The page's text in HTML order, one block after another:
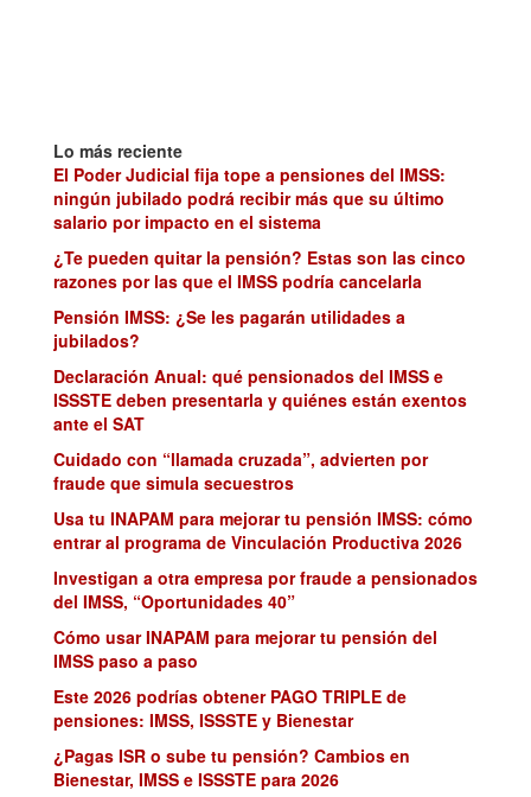
Lo más reciente
El Poder Judicial fija tope a pensiones del IMSS:
ningún jubilado podrá recibir más que su último
salario por impacto en el sistema
¿Te pueden quitar la pensión? Estas son las cinco
razones por las que el IMSS podría cancelarla
Pensión IMSS: ¿Se les pagarán utilidades a
jubilados?
Declaración Anual: qué pensionados del IMSS e
ISSSTE deben presentarla y quiénes están exentos
ante el SAT
Cuidado con “llamada cruzada”, advierten por
fraude que simula secuestros
Usa tu INAPAM para mejorar tu pensión IMSS: cómo
entrar al programa de Vinculación Productiva 2026
Investigan a otra empresa por fraude a pensionados
del IMSS, “Oportunidades 40”
Cómo usar INAPAM para mejorar tu pensión del
IMSS paso a paso
Este 2026 podrías obtener PAGO TRIPLE de
pensiones: IMSS, ISSSTE y Bienestar
¿Pagas ISR o sube tu pensión? Cambios en
Bienestar, IMSS e ISSSTE para 2026